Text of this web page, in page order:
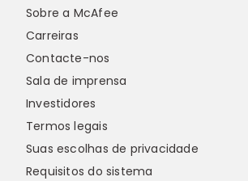
Sobre a McAfee
Carreiras
Contacte-nos
Sala de imprensa
Investidores
Termos legais
Suas escolhas de privacidade
Requisitos do sistema